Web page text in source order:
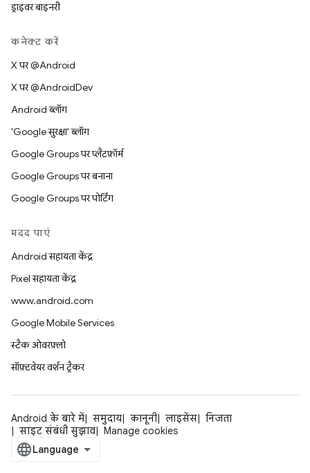
ड्राइवर बाइनरी
कनेक्ट करें
X पर @Android
X पर @AndroidDev
Android ब्लॉग
'Google सुरक्षा' ब्लॉग
Google Groups पर प्लैटफ़ॉर्म
Google Groups पर बनाना
Google Groups पर पोर्टिंग
मदद पाएं
Android सहायता केंद्र
Pixel सहायता केंद्र
www.android.com
Google Mobile Services
स्टैक ओवरफ़्लो
सॉफ़्टवेयर वर्शन ट्रैकर
Android के बारे में समुदाय कानूनी लाइसेंस
निजता
साइट संबंधी सुझाव
Manage cookies